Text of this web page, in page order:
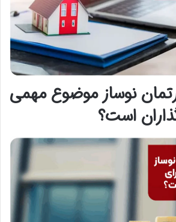
نوساز موضوع مهمی
است؟